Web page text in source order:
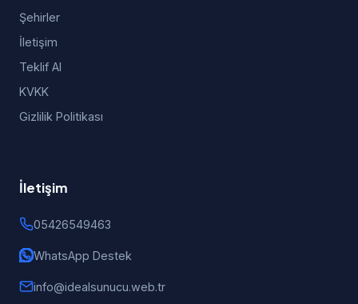
Şehirler
İletişim
Teklif Al
KVKK
Gizlilik Politikası
İletişim
05426549463
WhatsApp Destek
info@idealsunucu.web.tr